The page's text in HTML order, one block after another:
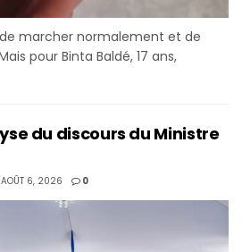
marcher normalement et de
pour Binta Baldé, 17 ans,
du discours du Ministre
AOÛT 6, 2026 0